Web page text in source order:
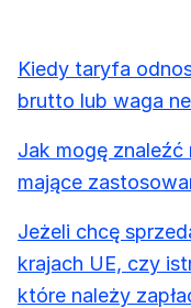
Kiedy taryfa
brutto lub waga
Jak mogę
mające
Jeżeli chcę
krajach UE, czy
które należy